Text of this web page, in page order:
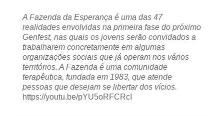
A Fazenda da Esperança é uma das 47
realidades envolvidas na primeira fase do próximo
Genfest, nas quais os jovens serão convidados a
trabalharem concretamente em algumas
organizações sociais que já operam nos vários
territórios. A Fazenda é uma comunidade
terapêutica, fundada em 1983, que atende
pessoas que desejam se libertar dos vícios.
https://youtu.be/pYU5oRFCRcI